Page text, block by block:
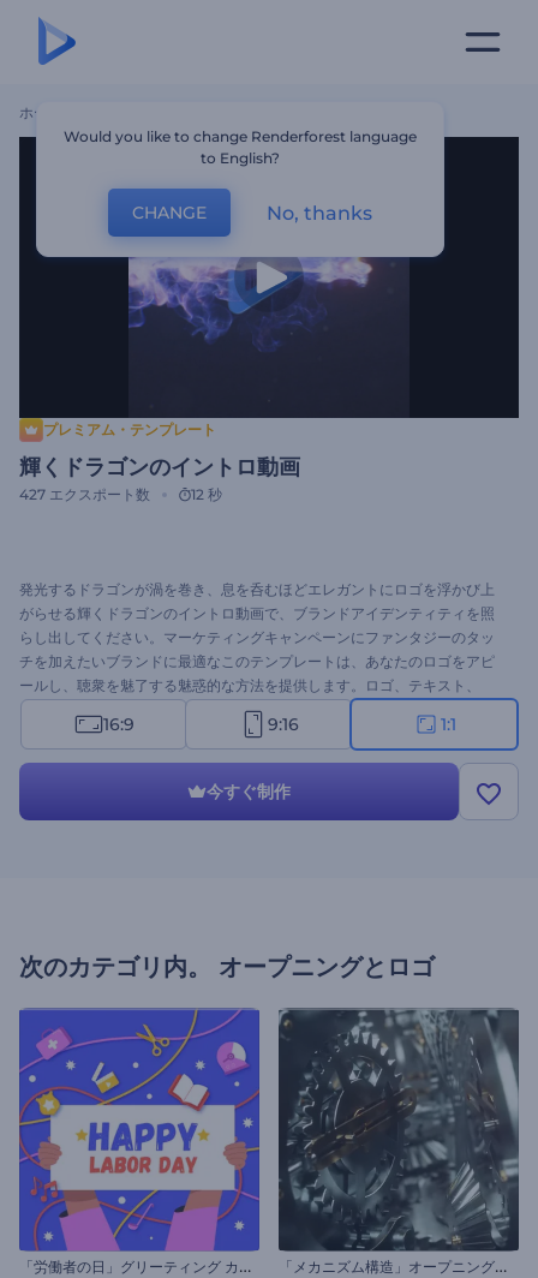
ホーム
プレミアム・テンプレート
輝くドラゴンのイントロ動画
427 エクスポート数 12 秒
発光するドラゴンが渦を巻き、息を呑むほどエレガントにロゴを浮かび上
がらせる輝くドラゴンのイントロ動画で、ブランドアイデンティティを照
らし出してください。マーケティングキャンペーンにファンタジーのタッ
チを加えたいブランドに最適なこのテンプレートは、あなたのロゴをアピ
ールし、聴衆を魅了する魅惑的な方法を提供します。ロゴ、テキスト、
BGMなどのブランディング要素でテンプレートを編集して、魅惑的な導入
部を作りましょう。今すぐお試しを！
16:9 9:16 1:1
今すぐ制作
次のカテゴリ内。 オープニングとロゴ
「
労働者の日」グリーティング カード 「
メカニズム構造」オープニング動画
Would you like to change Renderforest language
to English?
CHANGE No, thanks